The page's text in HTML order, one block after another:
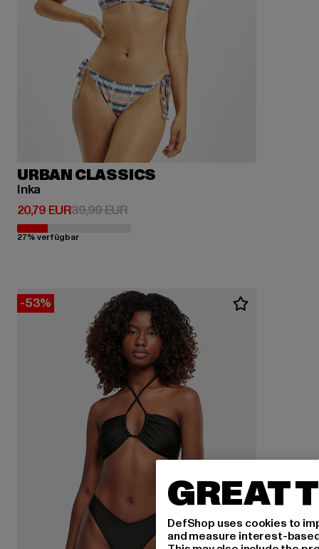
URBAN CLASSICS
Inka
20,79 EUR
Derzeitiger Preis: 20,79 EUR
39,99 EURAktionspreis: 39,99 EUR
27% verfügbar
-53%
GREAT
DefShop uses cookies to
and measure interest-